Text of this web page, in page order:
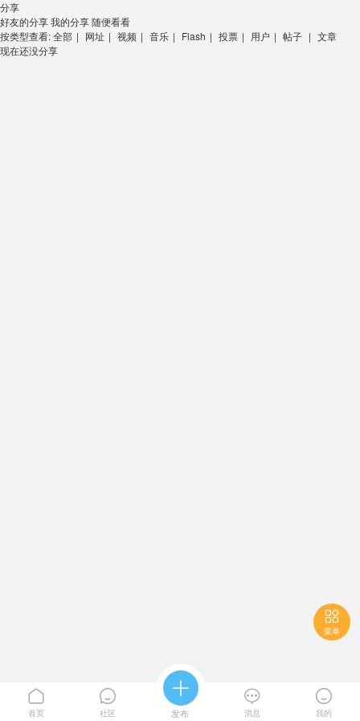
分享
好友的分享我的分享随便看看
按类型查看:全部 | 网址 | 视频 | 音乐 | Flash | 投票 | 用户 | 帖子 | 文章
现在还没分享

菜单

首页

社区

发布

消息

我的